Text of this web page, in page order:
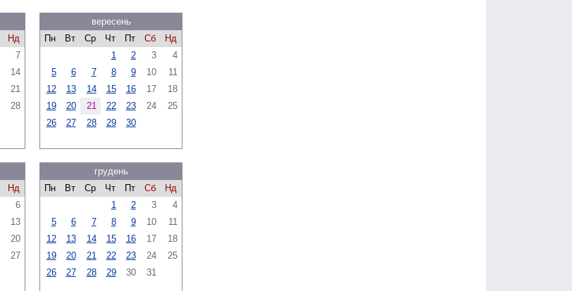
Нд
7
14
21
28
вересень
Пн
Вт Ср Чт Пт Сб
Нд
1
2 3
4
5
6 7 8 9 10
11
12
13 14 15 16 17
18
19
20 21 22 23 24
25
26
27 28 29 30
Нд
6
13
20
27
грудень
Пн
Вт Ср Чт Пт Сб
Нд
1
2 3
4
5
6 7 8 9 10
11
12
13 14 15 16 17
18
19
20 21 22 23 24
25
26
27 28 29 30 31